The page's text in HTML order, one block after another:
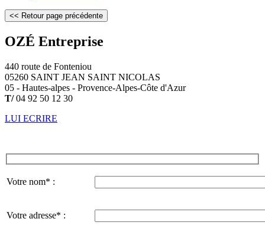
OZÉ Entreprise
440 route de Fonteniou
05260 SAINT JEAN SAINT NICOLAS
05 - Hautes-alpes - Provence-Alpes-Côte d'Azur
T/04 92 50 12 30
LUI ECRIRE
Votre nom* :
Votre adresse* :